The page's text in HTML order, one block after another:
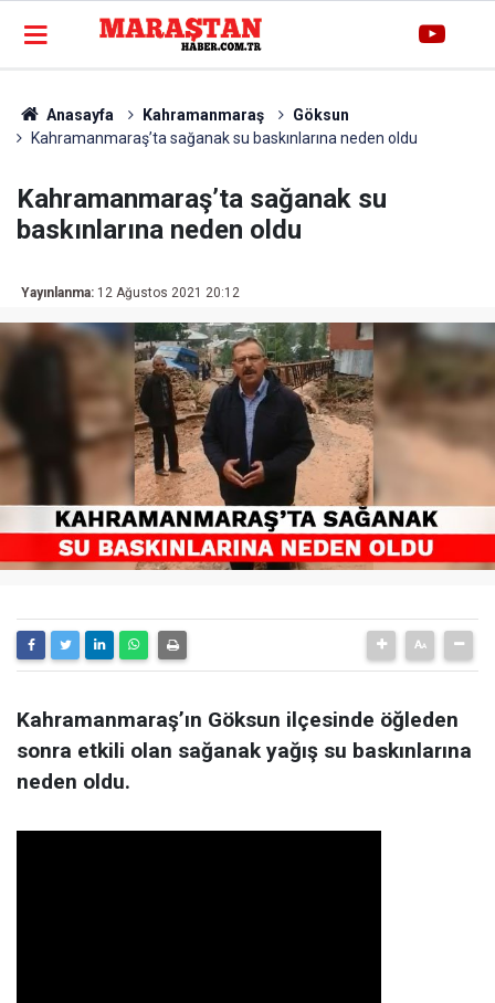
Anasayfa Kahramanmaraş
Göksun
Kahramanmaraş’ta sağanak su baskınlarına neden oldu
Kahramanmaraş’ta sağanak su
baskınlarına neden oldu
Yayınlanma: 12 Ağustos 2021 20:12
Kahramanmaraş’ın Göksun ilçesinde öğleden
sonra etkili olan sağanak yağış su baskınlarına
neden oldu.